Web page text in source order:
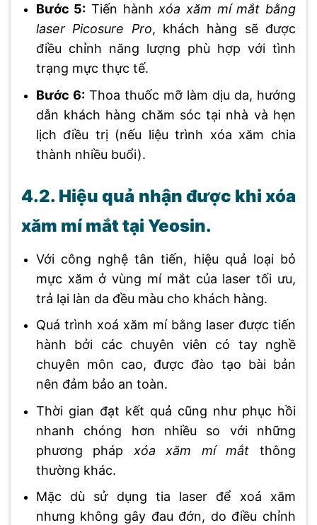
Bước 5: Tiến hànhxóa xăm mí mắt bằng
laser Picosure Pro, khách hàng sẽ được
điều chỉnh năng lượng phù hợp với tình
trạng mực thực tế.
Bước 6:Thoa thuốc mỡ làm dịu da, hướng
dẫn khách hàng chăm sóc tại nhà và hẹn
lịch điều trị (nếu liệu trình xóa xăm chia
thành nhiều buổi).
4.2. Hiệu quả nhận được khi xóa
xăm mí mắt tại Yeosin.
Với công nghệ tân tiến, hiệu quả loại bỏ
mực xăm ở vùng mí mắt của laser tối ưu,
trả lại làn da đều màu cho khách hàng.
Quá trình xoá xăm mí bằng laser được tiến
hành bởi các chuyên viên có tay nghề
chuyên môn cao, được đào tạo bài bản
nên đảm bảo an toàn.
Thời gian đạt kết quả cũng như phục hồi
nhanh chóng hơn nhiều so với những
phương pháp xóa xăm mí mắt thông
thường khác.
Mặc dù sử dụng tia laser để xoá xăm
nhưng không gây đau đớn, do điều chỉnh